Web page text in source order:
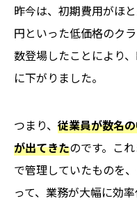
昨今は、初期費用がほ
円といった低価格のク
数登場したことにより
に下がりました。
つまり、 従業員が数名
が出てきたのです。こ
で管理していたものを
って、業務が大幅に効